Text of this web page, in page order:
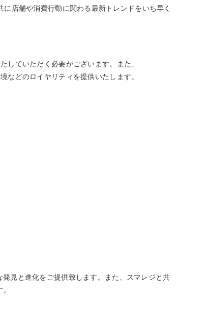
店舗や消費行動に関わる最新トレンドをいち早く
ていただく必要がございます。また、
どのロイヤリティを提供いたします。
見と進化をご提供致します。また、スマレジと共